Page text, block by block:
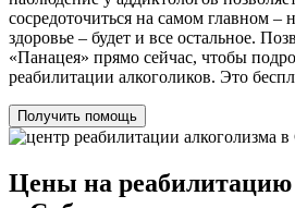
сосредоточиться на самом главном –
здоровье – будет и все остальное.
«Панацея» прямо сейчас, чтобы
реабилитации алкоголиков. Это
Получить помощь
Цены на реабилитацию